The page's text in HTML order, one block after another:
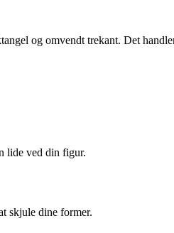
og omvendt trekant. Det
lide ved din figur.
skjule dine former.